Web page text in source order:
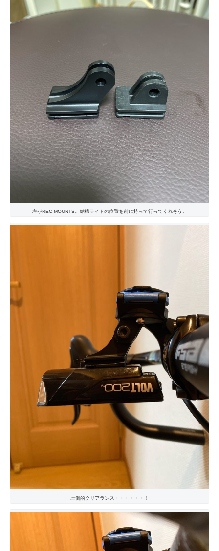
左がREC-MOUNTS。結構ライトの位置を前に持って行ってくれそう。
圧倒的クリアランス・・・・・・！